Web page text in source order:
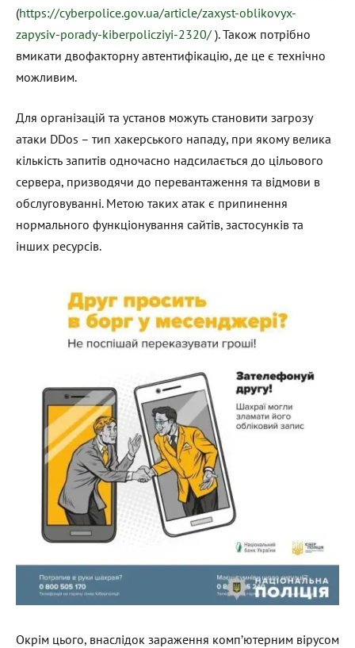
(https://cyberpolice.gov.ua/article/zaxyst-oblikovyx-
zapysiv-porady-kiberpolicziyi-2320/ ). Також потрібно
вмикати двофакторну автентифікацію, де це є технічно
можливим.
Для організацій та установ можуть становити загрозу
атаки DDos – тип хакерського нападу, при якому велика
кількість запитів одночасно надсилається до цільового
сервера, призводячи до перевантаження та відмови в
обслуговуванні. Метою таких атак є припинення
нормального функціонування сайтів, застосунків та
інших ресурсів.
Окрім цього, внаслідок зараження комп’ютерним вірусом